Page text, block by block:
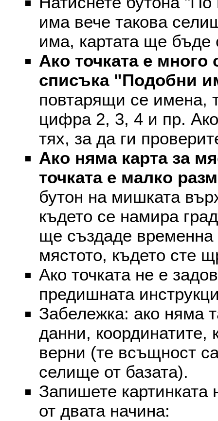
има вече такова
има, картата ще бъде
Ако точката е много
списъка "Подобни
повтарящи се имена,
цифра 2, 3, 4 и пр.
тях, за да ги
Ако няма карта за
точката е малко
бутон на мишката
където се намира
ще създаде временна
мястото, където сте
Ако точката не е
предишната
Забележка: ако няма
данни, координатите,
верни (те всъщност
селище от базата).
Запишете
от двата начина: